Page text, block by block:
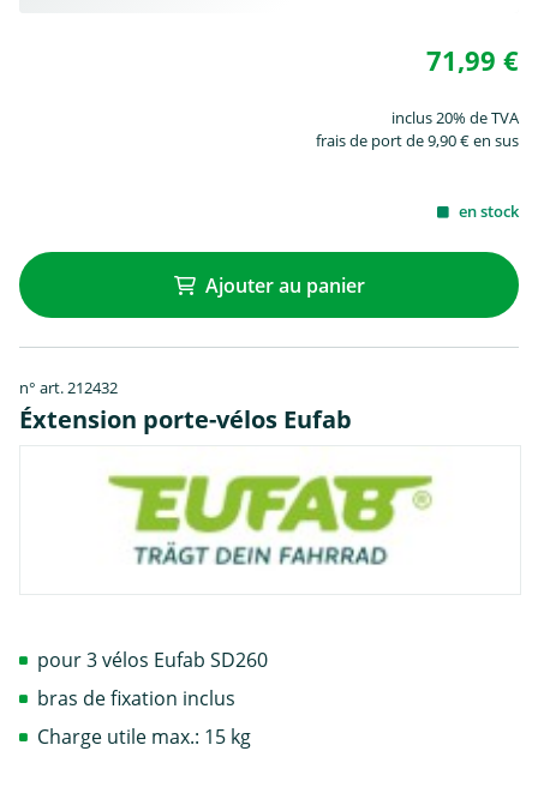
71,99 €
inclus 20% de TVA
frais de port de 9,90 € en sus
en stock
Ajouter au panier
n° art. 212432
Éxtension porte-vélos Eufab
pour 3 vélos Eufab SD260
bras de fixation inclus
Charge utile max.: 15 kg